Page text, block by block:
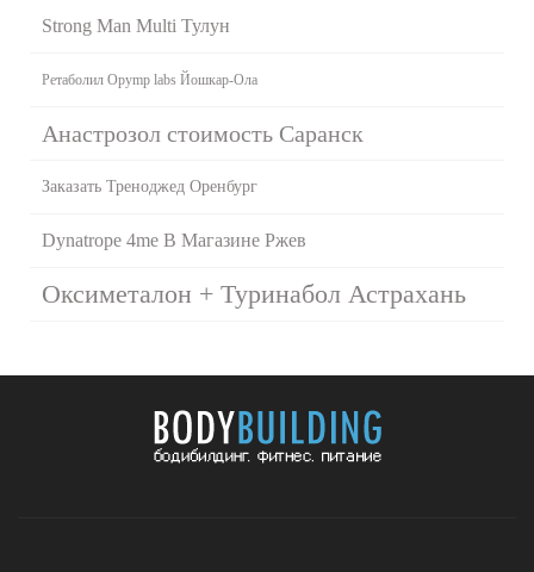
Strong Man Multi Тулун
Ретаболил Opymp labs Йошкар-Ола
Анастрозол стоимость Саранск
Заказать Треноджед Оренбург
Dynatrope 4me В Магазине Ржев
Оксиметалон + Туринабол Астрахань